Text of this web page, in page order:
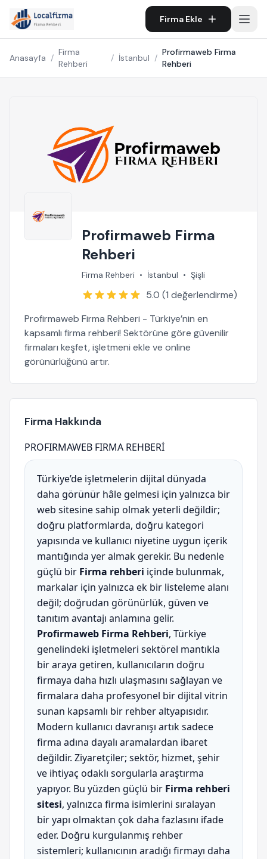
Firma Ekle
Anasayfa /
Firma
Rehberi
/ İstanbul /
Profirmaweb Firma
Rehberi
Profirmaweb Firma
Rehberi
Firma Rehberi • İstanbul • Şişli
5.0 (1 değerlendirme)
Profirmaweb Firma Rehberi - Türkiye’nin en
kapsamlı firma rehberi! Sektörüne göre güvenilir
firmaları keşfet, işletmeni ekle ve online
görünürlüğünü artır.
Firma Hakkında
PROFIRMAWEB FIRMA REHBERİ
Türkiye’de işletmelerin dijital dünyada
daha görünür hâle gelmesi için yalnızca bir
web sitesine sahip olmak yeterli değildir;
doğru platformlarda, doğru kategori
yapısında ve kullanıcı niyetine uygun içerik
mantığında yer almak gerekir. Bu nedenle
güçlü bir Firma rehberi içinde bulunmak,
markalar için yalnızca ek bir listeleme alanı
değil; doğrudan görünürlük, güven ve
tanıtım avantajı anlamına gelir.
Profirmaweb Firma Rehberi, Türkiye
genelindeki işletmeleri sektörel mantıkla
bir araya getiren, kullanıcıların doğru
firmaya daha hızlı ulaşmasını sağlayan ve
firmalara daha profesyonel bir dijital vitrin
sunan kapsamlı bir rehber altyapısıdır.
Modern kullanıcı davranışı artık sadece
firma adına dayalı aramalardan ibaret
değildir. Ziyaretçiler; sektör, hizmet, şehir
ve ihtiyaç odaklı sorgularla araştırma
yapıyor. Bu yüzden güçlü bir Firma rehberi
sitesi, yalnızca firma isimlerini sıralayan
bir yapı olmaktan çok daha fazlasını ifade
eder. Doğru kurgulanmış rehber
sistemleri; kullanıcının aradığı firmayı daha